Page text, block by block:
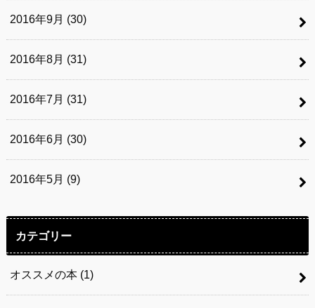
2016年9月 (30)
2016年8月 (31)
2016年7月 (31)
2016年6月 (30)
2016年5月 (9)
カテゴリー
オススメの本 (1)